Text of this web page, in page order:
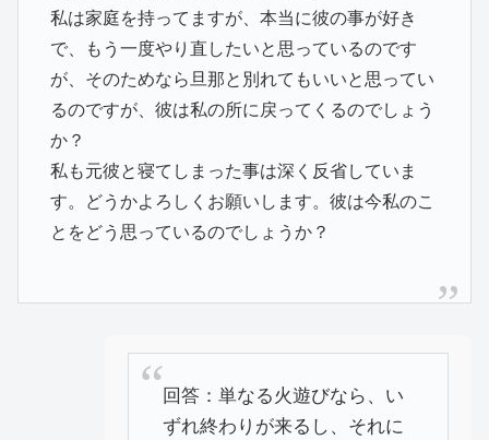
私は家庭を持ってますが、本当に彼の事が好き
で、もう一度やり直したいと思っているのです
が、そのためなら旦那と別れてもいいと思ってい
るのですが、彼は私の所に戻ってくるのでしょう
か？
私も元彼と寝てしまった事は深く反省していま
す。どうかよろしくお願いします。彼は今私のこ
とをどう思っているのでしょうか？
回答：単なる火遊びなら、い
ずれ終わりが来るし、それに